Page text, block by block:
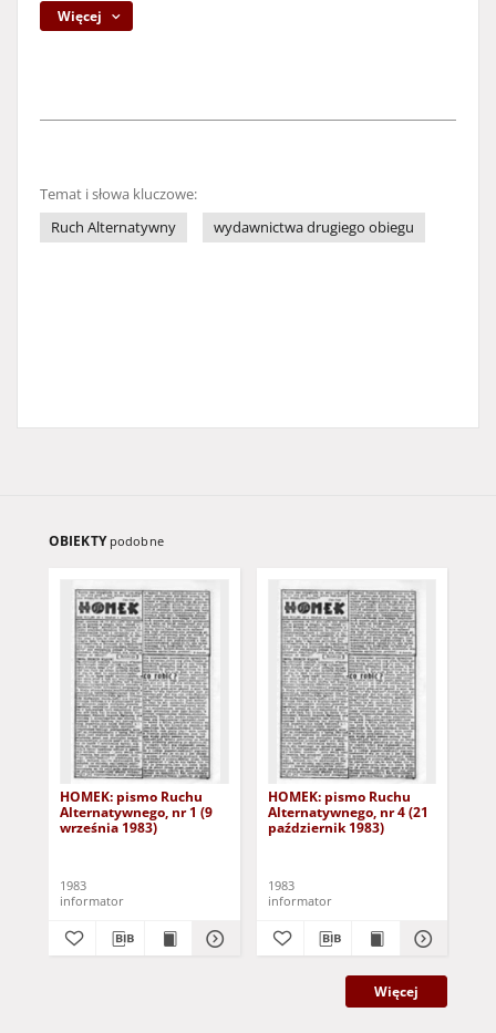
Więcej
Temat i słowa kluczowe:
Ruch Alternatywny
wydawnictwa drugiego obiegu
OBIEKTY podobne
HOMEK: pismo Ruchu
Alternatywnego, nr 1 (9
września 1983)
1983
informator
HOMEK: pismo Ruchu
Alternatywnego, nr 4 (21
październik 1983)
1983
informator
Więcej